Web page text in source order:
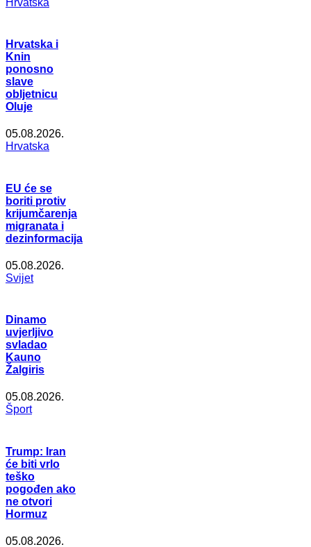
Hrvatska i
Knin
ponosno
slave
obljetnicu
Oluje
05.08.2026.
Hrvatska
EU će se
boriti protiv
krijumčarenja
migranata i
dezinformacija
05.08.2026.
Svijet
Dinamo
uvjerljivo
svladao
Kauno
Žalgiris
05.08.2026.
Šport
Trump: Iran
će biti vrlo
teško
pogođen ako
ne otvori
Hormuz
05.08.2026.